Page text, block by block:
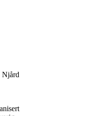
Njård